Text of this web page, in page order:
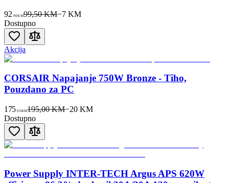
92 90KM99,50 KM−7KM
Dostupno
Akcija
CORSAIR Napajanje 750W Bronze - Tiho,
Pouzdano za PC
175 00KM195,00 KM−20 KM
Dostupno
Power Supply INTER-TECH Argus APS 620W